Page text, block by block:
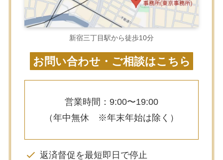
新宿三丁目駅から徒歩10分
お問い合わせ・ご相談はこちら
営業時間：9:00〜19:00
（年中無休 ※年末年始は除く）
返済督促を最短即日で停止